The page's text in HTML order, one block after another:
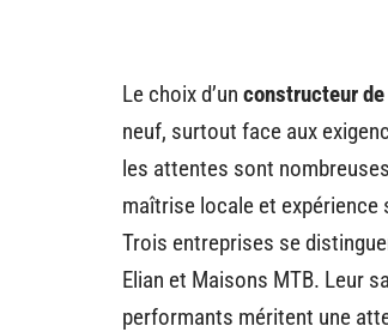
Le choix d’un constructeur
neuf, surtout face aux
les attentes sont
maîtrise locale et expérience
Trois entreprises se
Elian et Maisons MTB. Leur
performants méritent une